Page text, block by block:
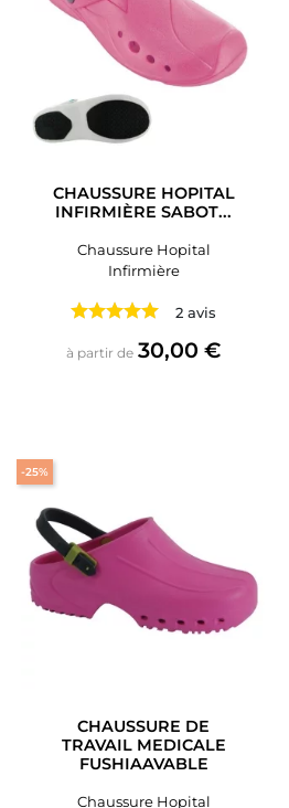
CHAUSSURE HOPITAL
INFIRMIÈRE SABOT...
Chaussure Hopital
Infirmière
2 avis
à partir de Prix
30,00 €
CHAUSSURE DE
TRAVAIL MEDICALE
FUSHIAAVABLE
Chaussure Hopital
-25%